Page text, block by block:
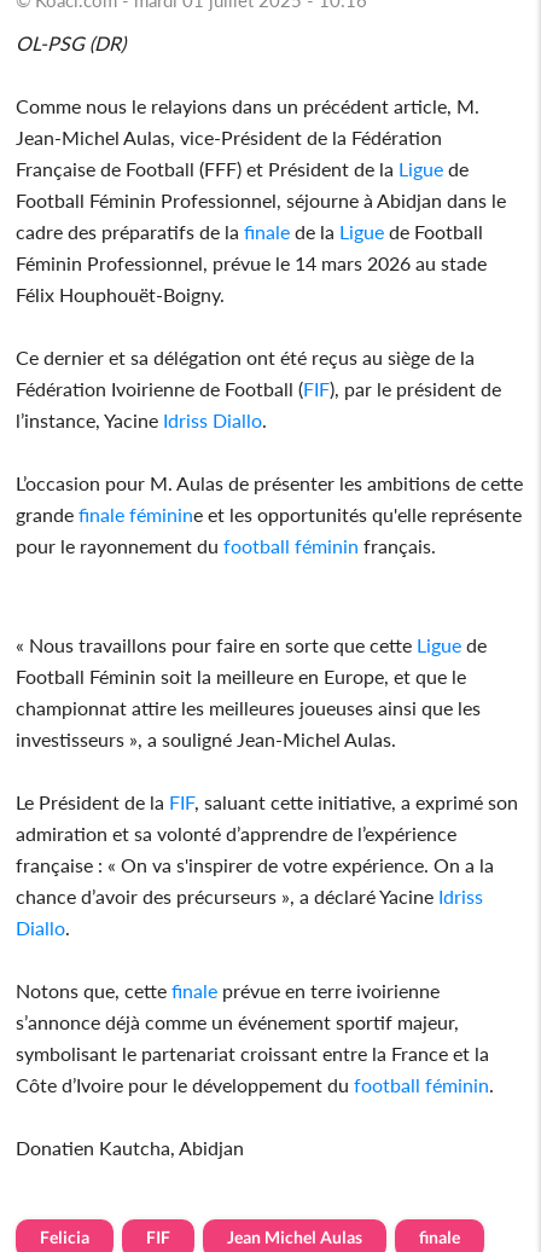
OL-PSG (DR)
Comme nous le relayions dans un précédent article, M.
Jean-Michel Aulas, vice-Président de la Fédération
Française de Football (FFF) et Président de la Ligue de
Football Féminin Professionnel, séjourne à Abidjan dans le
cadre des préparatifs de lafinale de la Ligue de Football
Féminin Professionnel, prévue le 14 mars 2026 au stade
Félix Houphouët-Boigny.
Ce dernier et sa délégation ont été reçus au siège de la
Fédération Ivoirienne de Football (FIF), par le président de
l’instance, Yacine Idriss Diallo
L’occasion pour M. Aulas de présenter les ambitions de cette
grandefinale féminine et les opportunités qu'elle représente
pour le rayonnement dufootball féminin français.
« Nous travaillons pour faire en sorte que cette Ligue de
Football Féminin soit la meilleure en Europe, et que le
championnat attire les meilleures joueuses ainsi que les
investisseurs », a souligné Jean-Michel Aulas.
Le Président de la FIF, saluant cette initiative, a exprimé son
admiration et sa volonté d’apprendre de l’expérience
française : « On va s'inspirer de votre expérience. On a la
chance d’avoir des précurseurs », a déclaré Yacine Idriss
Diallo
Notons que, cettefinale prévue en terre ivoirienne
s’annonce déjà comme un événement sportif majeur,
symbolisant le partenariat croissant entre la France et la
Côte d’Ivoire pour le développement dufootball féminin
Donatien Kautcha, Abidjan
Felicia FIF Jean Michel Aulas finale